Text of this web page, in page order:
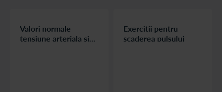
Valori normale
tensiune arteriala si
Exercitii pentru
scaderea pulsului